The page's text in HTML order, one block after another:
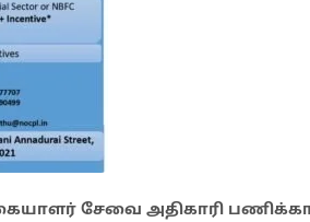
சேவை அதிகாரி